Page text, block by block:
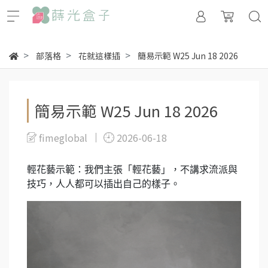
部落格 花就這樣插 簡易示範 W25 Jun 18 2026
簡易示範 W25 Jun 18 2026
fimeglobal 2026-06-18
輕花藝示範：我們主張「輕花藝」，不講求流派與
技巧，人人都可以插出自己的樣子。